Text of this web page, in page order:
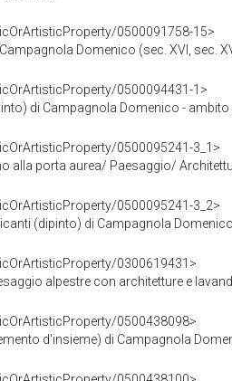
0500091758-15>
Domenico (sec. XVI, sec.
0500094431-1>
di Campagnola Domenico - ambito
0500095241-3_1>
alla porta aurea/ Paesaggio/
0500095241-3_2>
(dipinto) di Campagnola
0300619431>
alpestre con architetture e
0500438098>
d'insieme) di Campagnola